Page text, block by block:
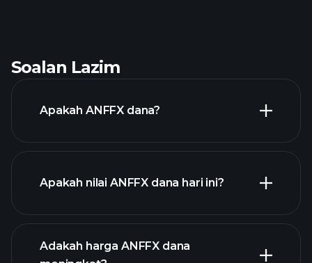
Soalan Lazim
Apakah ANFFX dana?
Apakah nilai ANFFX dana hari ini?
Adakah harga ANFFX dana